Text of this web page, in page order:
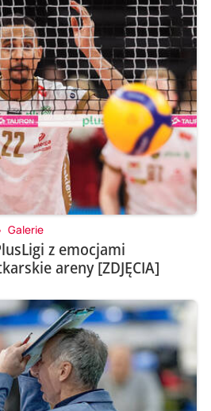
Galerie
z emocjami
areny [ZDJĘCIA]